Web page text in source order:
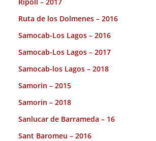
Ruta de los Dolmenes – 2016
Samocab-Los Lagos – 2016
Samocab-Los Lagos – 2017
Samocab-los Lagos – 2018
Samorin – 2015
Samorin – 2018
Sanlucar de Barrameda – 16
Sant Baromeu – 2016